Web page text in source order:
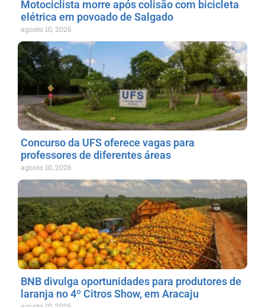
Motociclista morre após colisão com bicicleta
elétrica em povoado de Salgado
agosto 10, 2026
Concurso da UFS oferece vagas para
professores de diferentes áreas
agosto 10, 2026
BNB divulga oportunidades para produtores de
laranja no 4º Citros Show, em Aracaju